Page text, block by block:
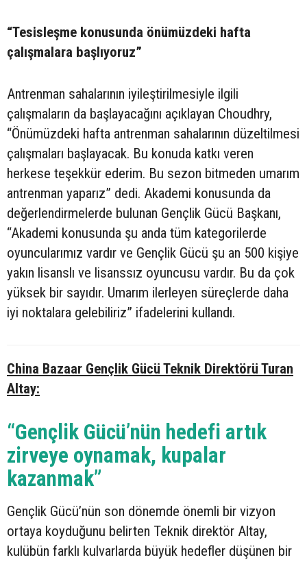
“Tesisleşme konusunda önümüzdeki hafta
çalışmalara başlıyoruz”
Antrenman sahalarının iyileştirilmesiyle ilgili
çalışmaların da başlayacağını açıklayan Choudhry,
“Önümüzdeki hafta antrenman sahalarının düzeltilmesi
çalışmaları başlayacak. Bu konuda katkı veren
herkese teşekkür ederim. Bu sezon bitmeden umarım
antrenman yaparız” dedi. Akademi konusunda da
değerlendirmelerde bulunan Gençlik Gücü Başkanı,
“Akademi konusunda şu anda tüm kategorilerde
oyuncularımız vardır ve Gençlik Gücü şu an 500 kişiye
yakın lisanslı ve lisanssız oyuncusu vardır. Bu da çok
yüksek bir sayıdır. Umarım ilerleyen süreçlerde daha
iyi noktalara gelebiliriz” ifadelerini kullandı.
China Bazaar Gençlik Gücü Teknik Direktörü Turan
Altay:
“Gençlik Gücü’nün hedefi artık
zirveye oynamak, kupalar
kazanmak”
Gençlik Gücü’nün son dönemde önemli bir vizyon
ortaya koyduğunu belirten Teknik direktör Altay,
kulübün farklı kulvarlarda büyük hedefler düşünen bir